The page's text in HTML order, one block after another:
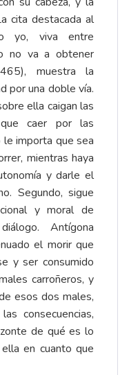
cita destacada al
yo, viva entre
no va a obtener
muestra la
por una doble vía.
ella caigan las
que caer por las
importa que sea
mientras haya
y darle el
Segundo, sigue
y moral de
Antígona
el morir que
y ser consumido
carroñeros, y
esos dos males,
consecuencias,
de qué es lo
en cuanto que